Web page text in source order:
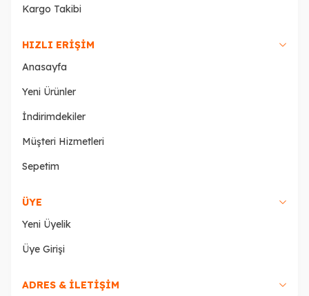
Kargo Takibi
HIZLI ERIŞIM
Anasayfa
Yeni Ürünler
İndirimdekiler
Müşteri Hizmetleri
Sepetim
ÜYE
Yeni Üyelik
Üye Girişi
ADRES & İLETİŞİM